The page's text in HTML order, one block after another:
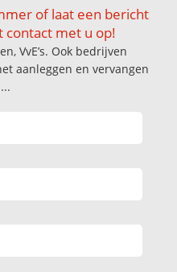
of laat een bericht
contact met u op!
VvE’s. Ook bedrijven
aanleggen en vervangen